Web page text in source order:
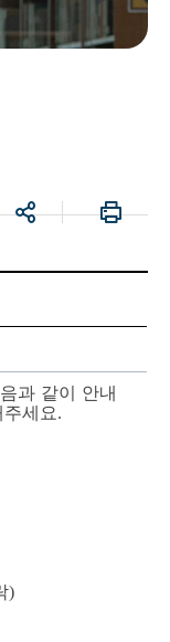
공
프
린
과 같이 안내
세요.
)